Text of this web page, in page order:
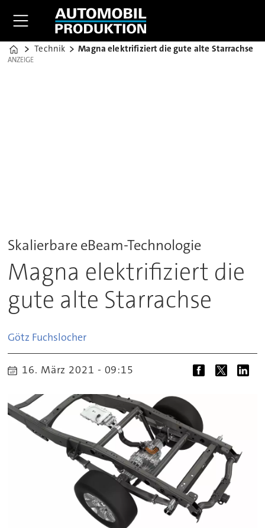
Home
Technik Magna elektrifiziert die gute alte Starrachse
ANZEIGE
ANZEIGE
Skalierbare eBeam-Technologie
Magna elektrifiziert die
gute alte Starrachse
Götz Fuchslocher
16. März 2021 - 09:15